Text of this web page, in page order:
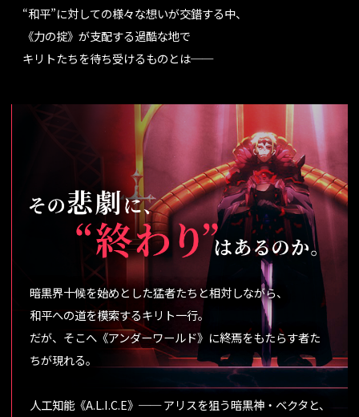
“和平”に対しての様々な想いが交錯する中、
《力の掟》が支配する過酷な地で
キリトたちを待ち受けるものとは──
暗黒界十候を始めとした猛者たちと相対しながら、
和平への道を模索するキリト一行。
だが、そこへ《アンダーワールド》に終焉をもたらす者た
ちが現れる。
人工知能《A.L.I.C.E》── アリスを狙う暗黒神・ベクタと、